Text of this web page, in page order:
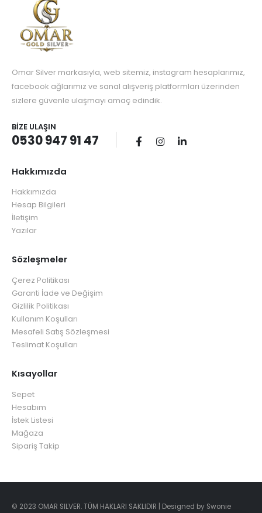
Omar Silver markasıyla, web sitemiz, instagram hesaplarımız,
facebook ağlarımız ve sanal alışveriş platformları üzerinden
sizlere güvenle ulaşmayı amaç edindik.
BIZE ULAŞIN
0530 947 91 47
Hakkımızda
Hakkımızda
Hesap Bilgileri
İletişim
Yazılar
Sözleşmeler
Çerez Politikası
Garanti İade ve Değişim
Gizlilik Politikası
Kullanım Koşulları
Mesafeli Satış Sözleşmesi
Teslimat Koşulları
Kısayollar
Sepet
Hesabım
İstek Listesi
Mağaza
Sipariş Takip
© 2023 OMAR SILVER. TÜM HAKLARI SAKLIDIR | Designed by Swonie